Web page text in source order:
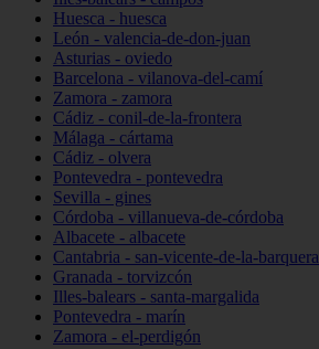
Huesca - huesca
León - valencia-de-don-juan
Asturias - oviedo
Barcelona - vilanova-del-camí
Zamora - zamora
Cádiz - conil-de-la-frontera
Málaga - cártama
Cádiz - olvera
Pontevedra - pontevedra
Sevilla - gines
Córdoba - villanueva-de-córdoba
Albacete - albacete
Cantabria - san-vicente-de-la-barquera
Granada - torvizcón
Illes-balears - santa-margalida
Pontevedra - marín
Zamora - el-perdigón